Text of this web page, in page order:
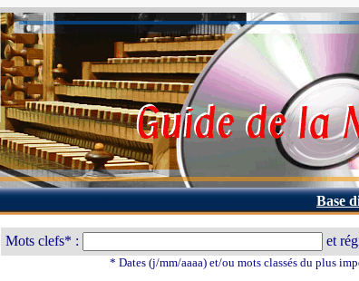
Base
Mots clefs* : et
* Dates (j/mm/aaaa) et/ou mots classés du plus